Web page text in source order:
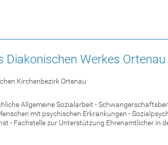
Diakonischen Werkes
Kirchenbezirk Ortenau
Allgemeine Sozialarbeit -
mit psychischen Erkrankungen -
- Fachstelle zur Unterstützung Ehrenamtlicher in